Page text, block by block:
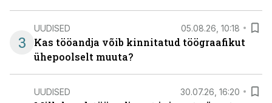
3
UUDISED 05.08.26, 10:18
Kas tööandja võib kinnitatud töögraafikut
ühepoolselt muuta?
UUDISED 30.07.26, 16:20